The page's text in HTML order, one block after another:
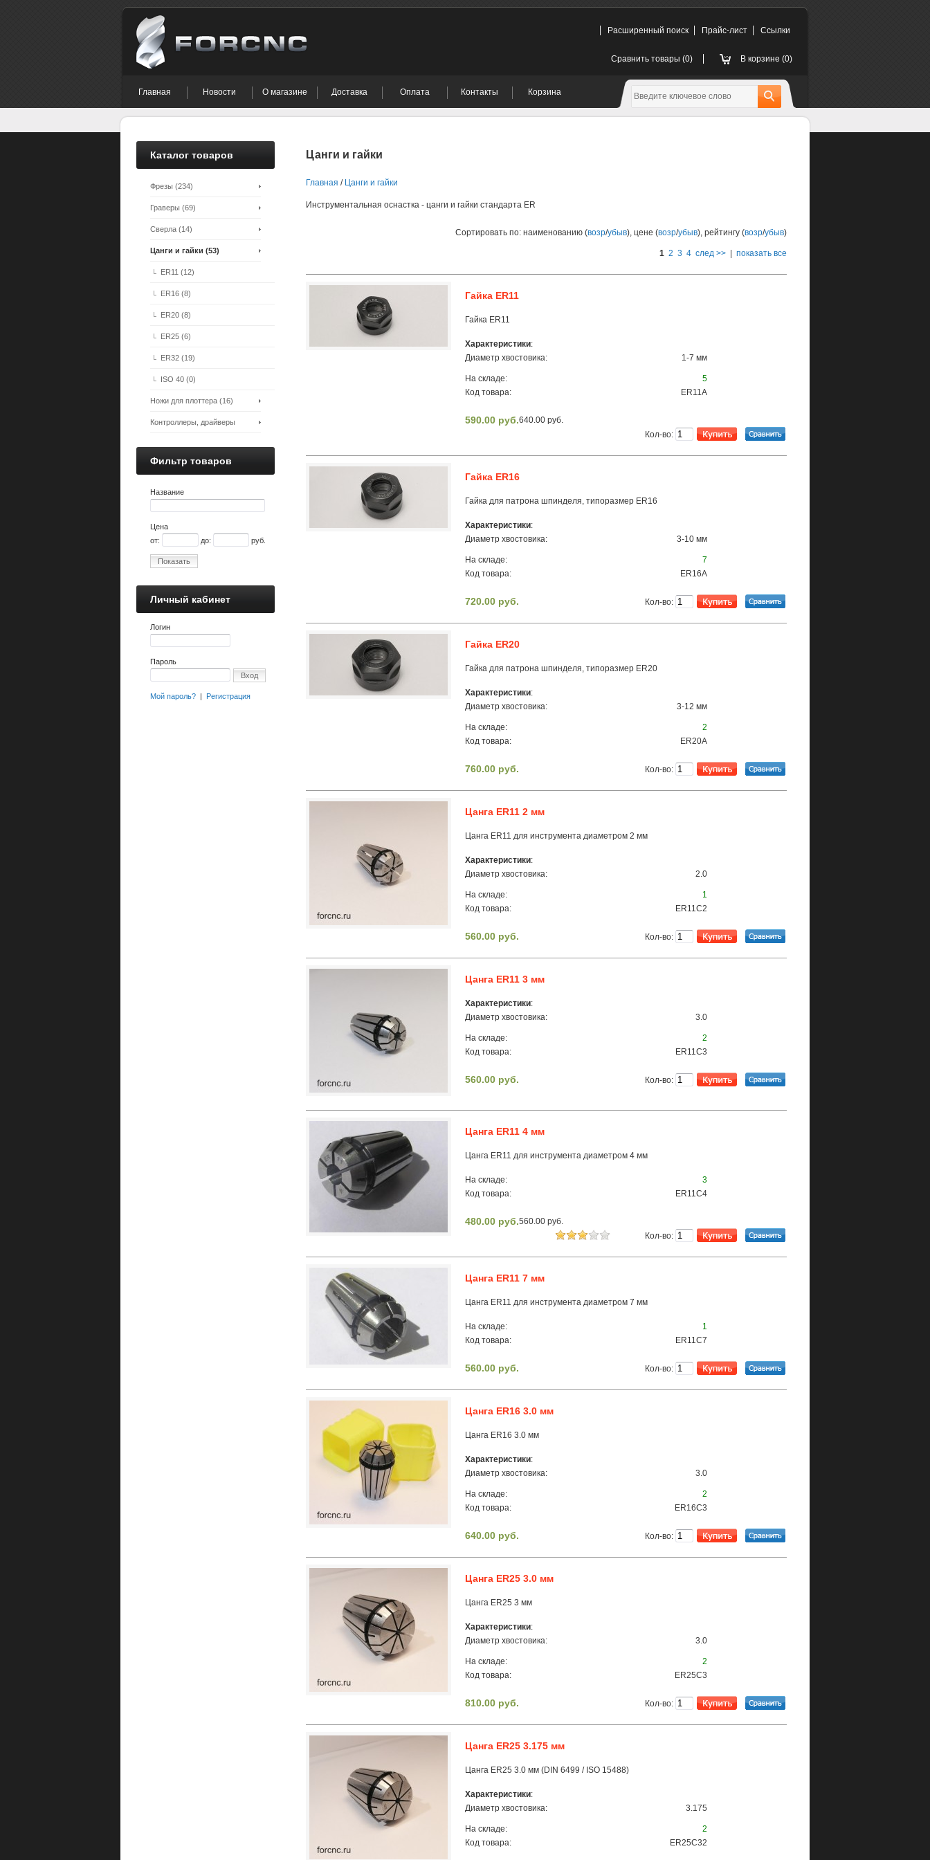
Расширенный поиск Прайс-лист Cсылки
В корзине (0)
Сравнить товары (0)
Главная Новости О магазине Доставка Оплата Контакты Корзина
Цанги и гайки
Главная / Цанги и гайки
Инструментальная оснастка - цанги и гайки стандарта ER
Сортировать по: наименованию (возр/убыв), цене (возр/убыв), рейтингу (возр/убыв)
1 2 3 4 след >> показать все
Гайка ER11
Гайка ER11
Характеристики:
Диаметр хвостовика:
1-7 мм
На складе:
5
Код товара:
ER11A
590.00 руб.640.00 руб.
Кол-во:
Гайка ER16
Гайка для патрона шпинделя, типоразмер ER16
Характеристики:
Диаметр хвостовика:
3-10 мм
На складе:
7
Код товара:
ER16A
720.00 руб. Кол-во:
Гайка ER20
Гайка для патрона шпинделя, типоразмер ER20
Характеристики:
Диаметр хвостовика:
3-12 мм
На складе:
2
Код товара:
ER20A
760.00 руб. Кол-во:
Цанга ER11 2 мм
Цанга ER11 для инструмента диаметром 2 мм
Характеристики:
Диаметр хвостовика:
2.0
На складе:
1
Код товара:
ER11C2
560.00 руб. Кол-во:
Цанга ER11 3 мм
Характеристики:
Диаметр хвостовика:
3.0
На складе:
2
Код товара:
ER11C3
560.00 руб. Кол-во:
Цанга ER11 4 мм
Цанга ER11 для инструмента диаметром 4 мм
На складе:
3
Код товара:
ER11C4
480.00 руб.560.00 руб.
Кол-во:
Цанга ER11 7 мм
Цанга ER11 для инструмента диаметром 7 мм
На складе:
1
Код товара:
ER11C7
560.00 руб. Кол-во:
Цанга ER16 3.0 мм
Цанга ER16 3.0 мм
Характеристики:
Диаметр хвостовика:
3.0
На складе:
2
Код товара:
ER16C3
640.00 руб. Кол-во:
Цанга ER25 3.0 мм
Цанга ER25 3 мм
Характеристики:
Диаметр хвостовика:
3.0
На складе:
2
Код товара:
ER25C3
810.00 руб. Кол-во:
Цанга ER25 3.175 мм
Цанга ER25 3.0 мм (DIN 6499 / ISO 15488)
Характеристики:
Диаметр хвостовика:
3.175
На складе:
2
Код товара:
ER25C32
Каталог товаров
Фрезы (234)
Граверы (69)
Сверла (14)
Цанги и гайки (53)
ER11 (12)
ER16 (8)
ER20 (8)
ER25 (6)
ER32 (19)
ISO 40 (0)
Ножи для плоттера (16)
Контроллеры, драйверы
Фильтр товаров
Название
Цена
от:
до: руб.
Показать
Личный кабинет
Логин
Пароль
Вход
Мой пароль? | Регистрация